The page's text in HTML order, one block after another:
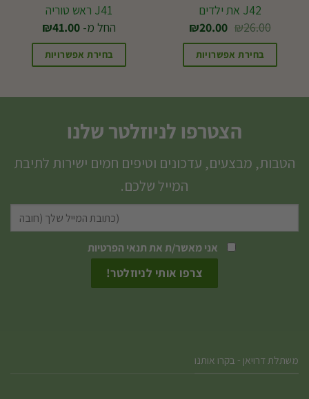
J42 את ילדים
₪26.00 המחיר
היה:
₪26.00.
₪20.00 המחיר
₪20.00. בחירת אפשרויות
J41 ראש טוריה
החל מ-
₪41.00
בחירת אפשרויות
זה
מספר
ניתן
את
האפשרויות
הצטרפו לניוזלטר שלנו
הטבות, מבצעים, עדכונים וטיפים חמים ישירות לתיבת
המייל שלכם.
אני מאשר/ת אתתנאי הפרטיות
משתלת דרויאן - בקרו אותנו